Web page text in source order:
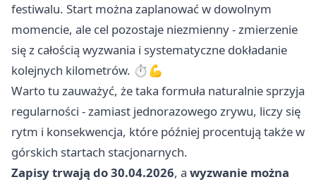
festiwalu. Start można zaplanować w dowolnym
momencie, ale cel pozostaje niezmienny - zmierzenie
się z całością wyzwania i systematyczne dokładanie
kolejnych kilometrów. ⏱️💪
Warto tu zauważyć, że taka formuła naturalnie sprzyja
regularności - zamiast jednorazowego zrywu, liczy się
rytm i konsekwencja, które później procentują także w
górskich startach stacjonarnych.
Zapisy trwają do 30.04.2026, a wyzwanie można